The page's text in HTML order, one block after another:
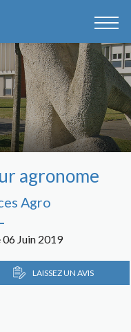
agronome
Agro
Juin 2019
LAISSEZ UN AVIS